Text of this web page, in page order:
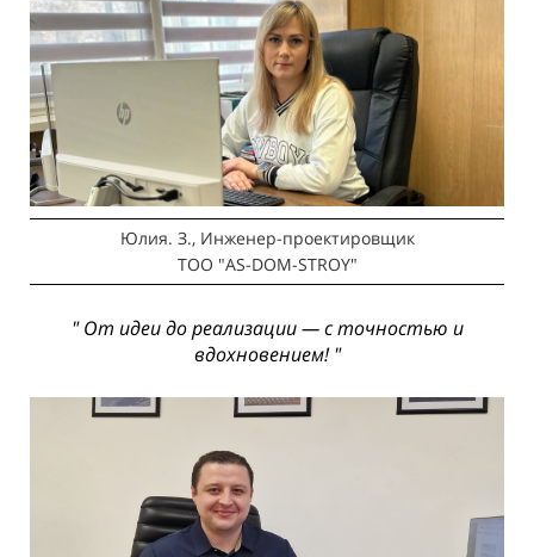
Юлия. З., Инженер-проектировщик
ТОО "AS-DOM-STROY"
" От идеи до реализации — с точностью и
вдохновением! "